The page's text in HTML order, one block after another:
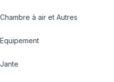
Chambre à air et Autres
Equipement
Jante